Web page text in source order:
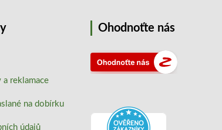
reklamace
na dobírku
údajů
Ohodnoťte nás